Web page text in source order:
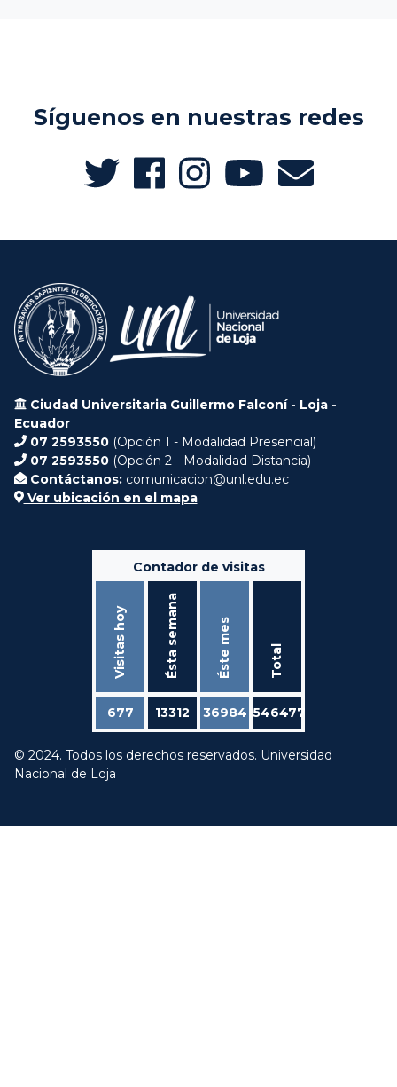
Síguenos en nuestras redes
Ciudad Universitaria Guillermo Falconí - Loja -
Ecuador
07 2593550 (Opción 1 - Modalidad Presencial)
07 2593550 (Opción 2 - Modalidad Distancia)
Contáctanos: comunicacion@unl.edu.ec
Ver ubicación en el mapa
Contador de visitas
Visitas hoy Ésta semana Éste mes Total
677 13312 36984 546477
© 2024. Todos los derechos reservados. Universidad
Nacional de Loja